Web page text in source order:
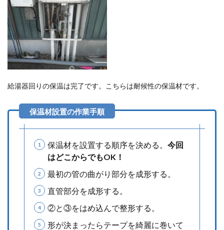
給湯器回りの保温は完了です。こちらは耐候性の保温材です。
保温材を設置する順序を決める。 今回
はどこからでもOK！
最初の管の曲がり部分を成形する。
直管部分を成形する。
②と③をはめ込んで整形する。
形が決まったらテープを綺麗に巻いて